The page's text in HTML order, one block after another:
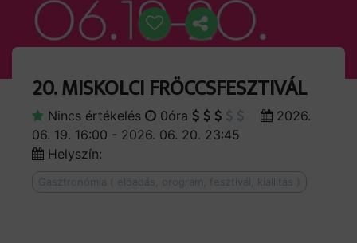
20. MISKOLCI FRÖCCSFESZTIVÁL
Nincs értékelés 0óra
2026.
06. 19. 16:00 - 2026. 06. 20. 23:45
Helyszín:
Gasztronómia ( előadás, program, fesztivál, kiállítás )